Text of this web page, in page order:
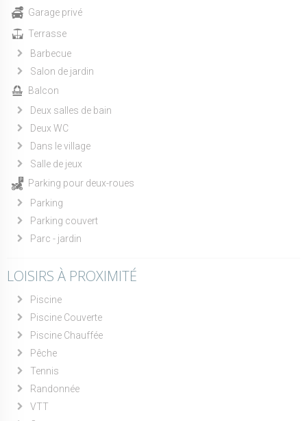
Garage privé
Terrasse
Barbecue
Salon de jardin
Balcon
Deux salles de bain
Deux WC
Dans le village
Salle de jeux
Parking pour deux-roues
Parking
Parking couvert
Parc - jardin
LOISIRS À PROXIMITÉ
Piscine
Piscine Couverte
Piscine Chauffée
Pêche
Tennis
Randonnée
VTT